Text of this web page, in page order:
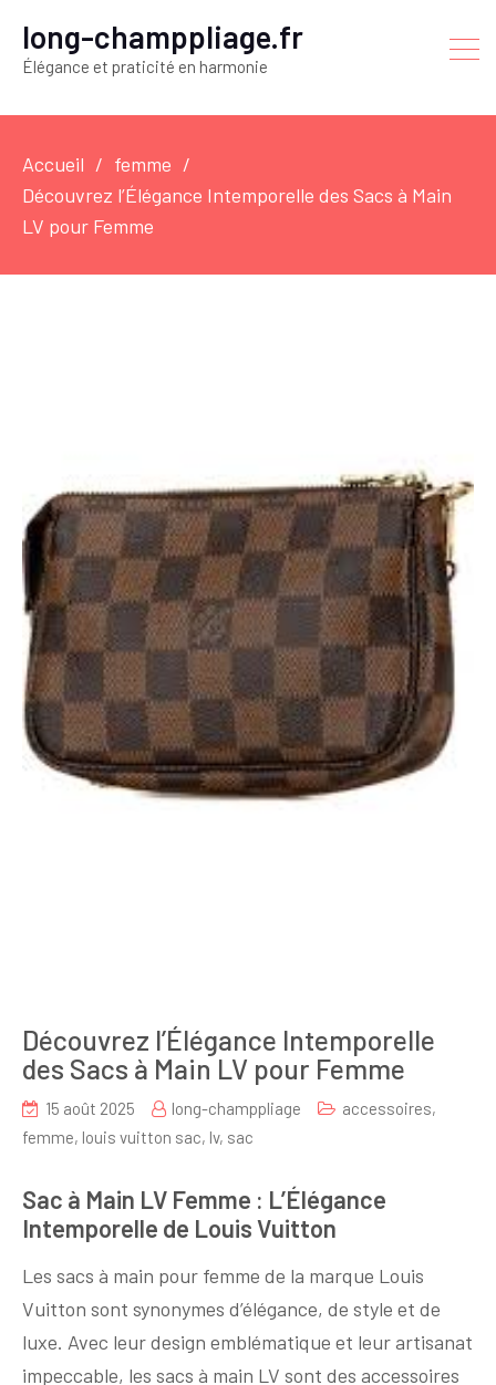
long-champpliage.fr
Élégance et praticité en harmonie
Accueil
femme
Découvrez l’Élégance Intemporelle des Sacs à Main
LV pour Femme
Découvrez l’Élégance Intemporelle
des Sacs à Main LV pour Femme
15 août 2025 long-champpliage accessoires,
femme, louis vuitton sac, lv, sac
Sac à Main LV Femme : L’Élégance
Intemporelle de Louis Vuitton
Les sacs à main pour femme de la marque Louis
Vuitton sont synonymes d’élégance, de style et de
luxe. Avec leur design emblématique et leur artisanat
impeccable, les sacs à main LV sont des accessoires